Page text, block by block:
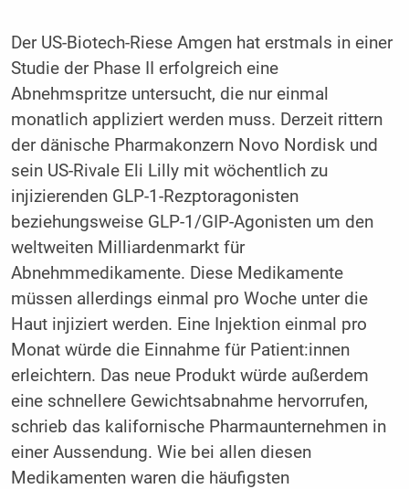
Der US-Biotech-Riese Amgen hat erstmals in einer
Studie der Phase II erfolgreich eine
Abnehmspritze untersucht, die nur einmal
monatlich appliziert werden muss. Derzeit rittern
der dänische Pharmakonzern Novo Nordisk und
sein US-Rivale Eli Lilly mit wöchentlich zu
injizierenden GLP-1-Rezptoragonisten
beziehungsweise GLP-1/GIP-Agonisten um den
weltweiten Milliardenmarkt für
Abnehmmedikamente. Diese Medikamente
müssen allerdings einmal pro Woche unter die
Haut injiziert werden. Eine Injektion einmal pro
Monat würde die Einnahme für Patient:innen
erleichtern. Das neue Produkt würde außerdem
eine schnellere Gewichtsabnahme hervorrufen,
schrieb das kalifornische Pharmaunternehmen in
einer Aussendung. Wie bei allen diesen
Medikamenten waren die häufigsten